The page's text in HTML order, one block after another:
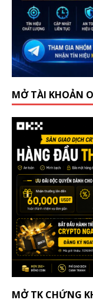
MỞ TÀI KHOẢN
MỞ TK CHỨNG